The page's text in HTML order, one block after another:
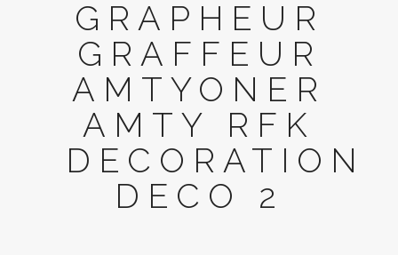
GRAPHEUR
GRAFFEUR
AMTYONER
AMTY RFK
DECORATION
DECO 2